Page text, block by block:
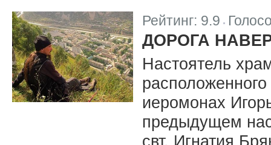
Рейтинг: 9.9
ДОРОГА
Настоятель
иеромонах
предыдущем